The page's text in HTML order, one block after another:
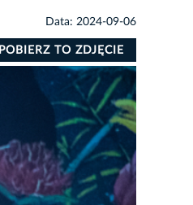
Data: 2024-09-06
POBIERZ TO ZDJĘCIE